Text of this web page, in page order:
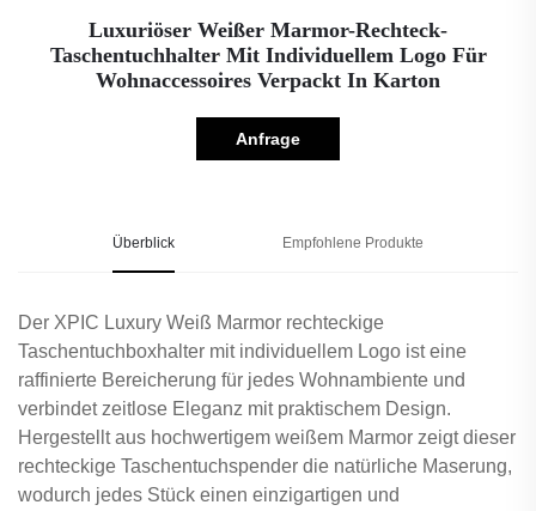
Luxuriöser Weißer Marmor-Rechteck-
Taschentuchhalter Mit Individuellem Logo Für
Wohnaccessoires Verpackt In Karton
Anfrage
Überblick Empfohlene Produkte
Der XPIC Luxury Weiß Marmor rechteckige
Taschentuchboxhalter mit individuellem Logo ist eine
raffinierte Bereicherung für jedes Wohnambiente und
verbindet zeitlose Eleganz mit praktischem Design.
Hergestellt aus hochwertigem weißem Marmor zeigt dieser
rechteckige Taschentuchspender die natürliche Maserung,
wodurch jedes Stück einen einzigartigen und